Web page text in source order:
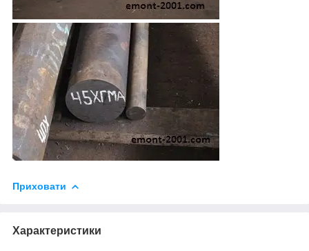
Приховати
Характеристики